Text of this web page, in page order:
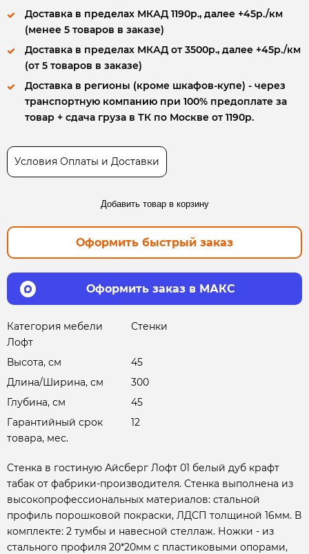
Доставка в пределах МКАД 1190р., далее +45р./км
(менее 5 товаров в заказе)
Доставка в пределах МКАД от 3500р., далее +45р./км
(от 5 товаров в заказе)
Доставка в регионы (кроме шкафов-купе) - через
транспортную компанию при 100% предоплате за
товар + сдача груза в ТК по Москве от 1190р.
Условия Оплаты и Доставки
Добавить товар в корзину
Оформить быстрый заказ
Оформить заказ в МАКС
Категория мебели
Лофт
Стенки
Высота, см
45
Длина/Ширина, см
300
Глубина, см
45
Гарантийный срок
товара, мес.
12
Стенка в гостиную Айсберг Лофт 01 белый дуб крафт
табак от фабрики-производителя. Стенка выполнена из
высокопрофессиональных материалов: стальной
профиль порошковой покраски, ЛДСП толщиной 16мм. В
комплекте: 2 тумбы и навесной стеллаж. Ножки - из
стального профиля 20*20мм с пластиковыми опорами,